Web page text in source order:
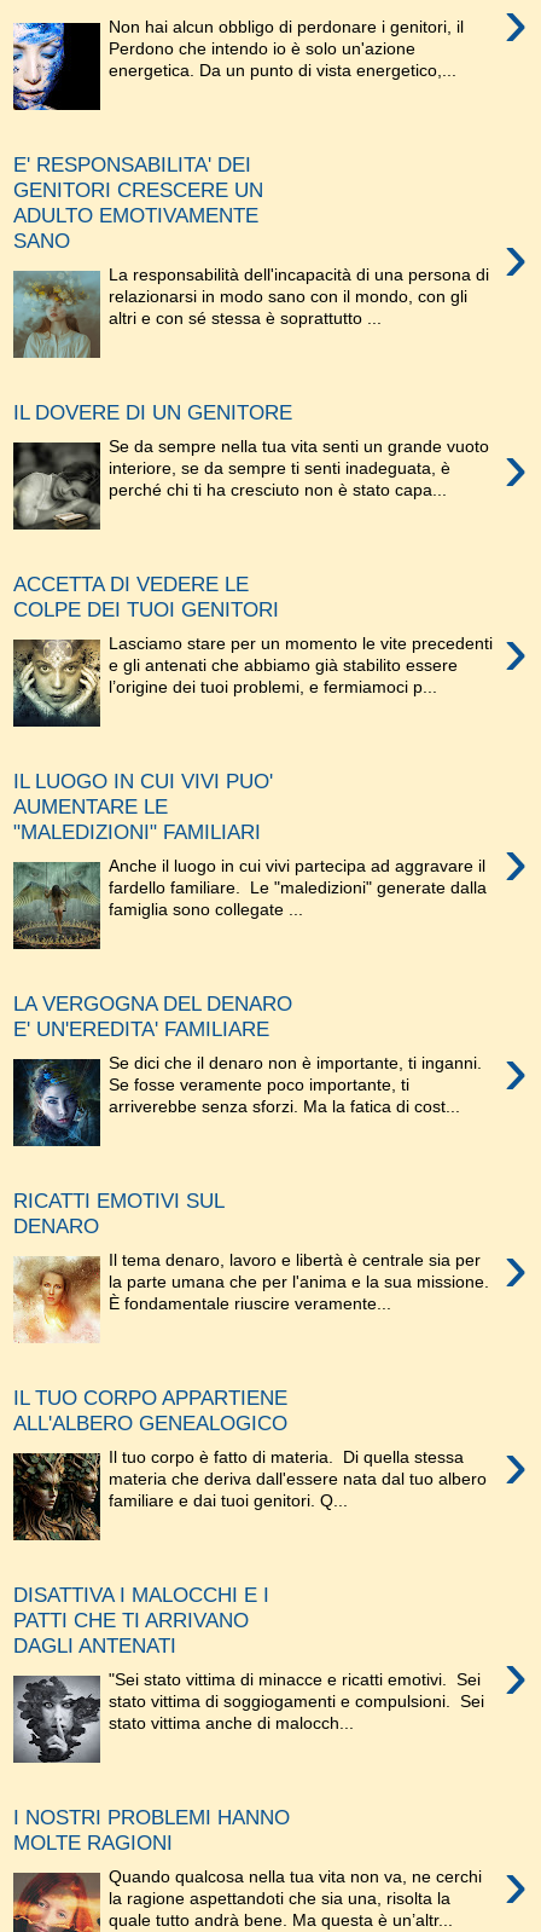
›
Non hai alcun obbligo di perdonare i genitori, il
Perdono che intendo io è solo un'azione
energetica. Da un punto di vista energetico,...
E' RESPONSABILITA' DEI
GENITORI CRESCERE UN
ADULTO EMOTIVAMENTE
SANO
›
La responsabilità dell'incapacità di una persona di
relazionarsi in modo sano con il mondo, con gli
altri e con sé stessa è soprattutto ...
IL DOVERE DI UN GENITORE
›
Se da sempre nella tua vita senti un grande vuoto
interiore, se da sempre ti senti inadeguata, è
perché chi ti ha cresciuto non è stato capa...
ACCETTA DI VEDERE LE
COLPE DEI TUOI GENITORI
›
Lasciamo stare per un momento le vite precedenti
e gli antenati che abbiamo già stabilito essere
l’origine dei tuoi problemi, e fermiamoci p...
IL LUOGO IN CUI VIVI PUO'
AUMENTARE LE
"MALEDIZIONI" FAMILIARI
›
Anche il luogo in cui vivi partecipa ad aggravare il
fardello familiare. Le "maledizioni" generate dalla
famiglia sono collegate ...
LA VERGOGNA DEL DENARO
E' UN'EREDITA' FAMILIARE
›
Se dici che il denaro non è importante, ti inganni.
Se fosse veramente poco importante, ti
arriverebbe senza sforzi. Ma la fatica di cost...
RICATTI EMOTIVI SUL
DENARO
›
Il tema denaro, lavoro e libertà è centrale sia per
la parte umana che per l'anima e la sua missione.
È fondamentale riuscire veramente...
IL TUO CORPO APPARTIENE
ALL'ALBERO GENEALOGICO
›
Il tuo corpo è fatto di materia. Di quella stessa
materia che deriva dall'essere nata dal tuo albero
familiare e dai tuoi genitori. Q...
DISATTIVA I MALOCCHI E I
PATTI CHE TI ARRIVANO
DAGLI ANTENATI
›
"Sei stato vittima di minacce e ricatti emotivi. Sei
stato vittima di soggiogamenti e compulsioni. Sei
stato vittima anche di malocch...
I NOSTRI PROBLEMI HANNO
MOLTE RAGIONI
›
Quando qualcosa nella tua vita non va, ne cerchi
la ragione aspettandoti che sia una, risolta la
quale tutto andrà bene. Ma questa è un’altr...